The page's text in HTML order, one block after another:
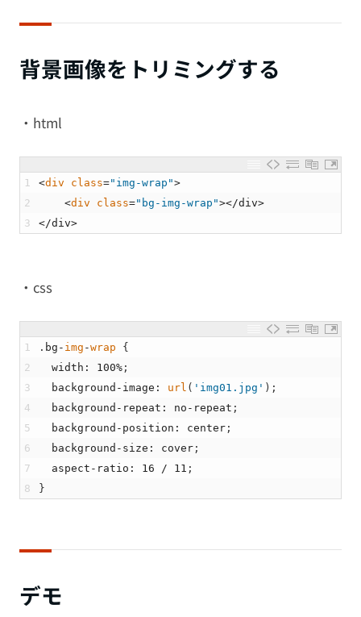
背景画像をトリミングする
・html
1
2
3
<div class="img-wrap">
<div class="bg-img-wrap"></div>
</div>
・css
1
2
3
4
5
6
7
8
. bg - img -wrap
{
width : 100% ;
background - image : url ( 'img01.jpg' ) ;
background - repeat : no - repeat ;
background - position : center ;
background - size : cover ;
aspect - ratio : 16 / 11 ;
}
デモ